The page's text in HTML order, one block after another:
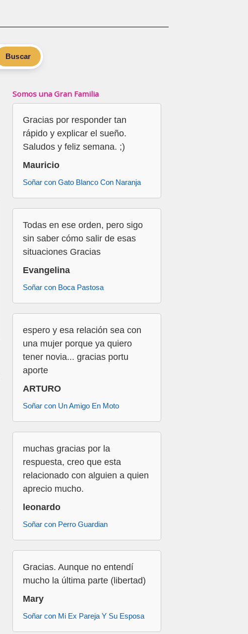
Buscar
Somos una Gran Familia
Gracias por responder tan
rápido y explicar el sueño.
Saludos y feliz semana. ;)
Mauricio
Soñar con Gato Blanco Con Naranja
Todas en ese orden, pero sigo
sin saber cómo salir de esas
situaciones Gracias
Evangelina
Soñar con Boca Pastosa
espero y esa relación sea con
una mujer porque ya quiero
tener novia... gracias portu
aporte
ARTURO
Soñar con Un Amigo En Moto
muchas gracias por la
respuesta, creo que esta
relacionado con alguien a quien
aprecio mucho.
leonardo
Soñar con Perro Guardian
Gracias. Aunque no entendí
mucho la última parte (libertad)
Mary
Soñar con Mi Ex Pareja Y Su Esposa